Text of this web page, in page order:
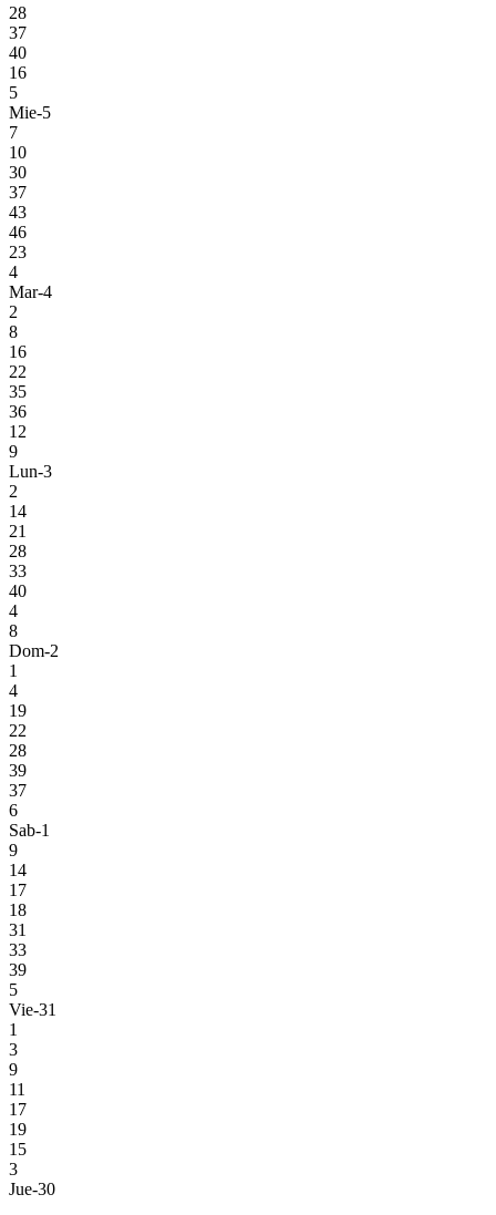
28
37
40
16
5
Mie-5
7
10
30
37
43
46
23
4
Mar-4
2
8
16
22
35
36
12
9
Lun-3
2
14
21
28
33
40
4
8
Dom-2
1
4
19
22
28
39
37
6
Sab-1
9
14
17
18
31
33
39
5
Vie-31
1
3
9
11
17
19
15
3
Jue-30